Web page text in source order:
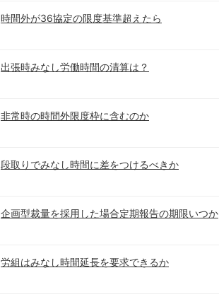
時間外が36協定の限度基準超えたら
出張時みなし労働時間の清算は？
非常時の時間外限度枠に含むのか
段取りでみなし時間に差をつけるべきか
企画型裁量を採用した場合定期報告の期限いつか
労組はみなし時間延長を要求できるか